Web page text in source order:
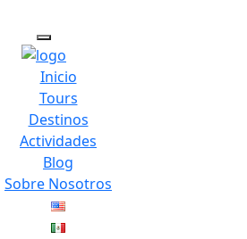
Inicio
Tours
Destinos
Actividades
Blog
Sobre Nosotros